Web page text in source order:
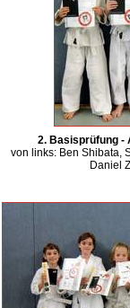
2. Basisprüfung -
von links: Ben Shibata,
Daniel